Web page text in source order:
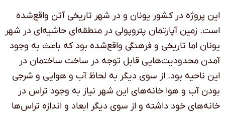
این پروژه در کشور یونان و در شهر تاریخی آتن واقع‌شده
است. زمین آپارتمان پتروپولی در منطقه‌ای حاشیه‌ای در شهر
یونان اما تاریخی و فرهنگی واقع‌شده بود که باعث به وجود
آمدن محدودیت‌هایی قابل توجه در ساخت ساختمان در
این ناحیه بود. از سوی دیگر به لحاظ آب و هوایی و شرجی
بودن آب و هوا خانه‌های این شهر نیاز به وجود تراس در
خانه‌های خود داشته و از سوی دیگر ابعاد و اندازه تراس‌ها